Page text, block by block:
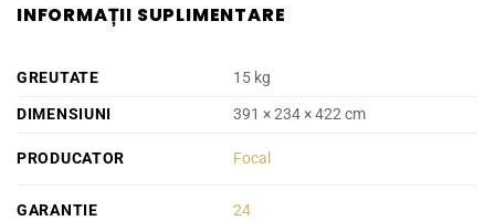
INFORMAȚII SUPLIMENTARE
GREUTATE
15 kg
DIMENSIUNI
391 × 234 × 422 cm
PRODUCATOR Focal
GARANTIE 24